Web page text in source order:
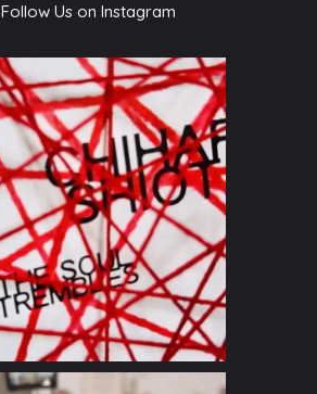
Follow Us on Instagram